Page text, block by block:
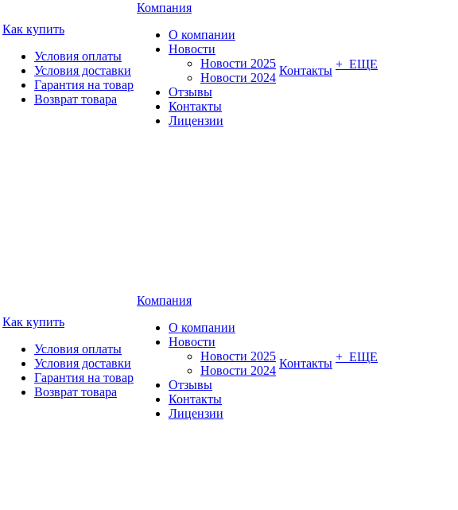
Как купить
Условия оплаты
Условия доставки
Гарантия на товар
Возврат товара
Компания
О компании
Новости
Новости 2025
Новости 2024
Отзывы
Контакты
Лицензии
Контакты + ЕЩЕ
Как купить
Условия оплаты
Условия доставки
Гарантия на товар
Возврат товара
Компания
О компании
Новости
Новости 2025
Новости 2024
Отзывы
Контакты
Лицензии
Контакты + ЕЩЕ